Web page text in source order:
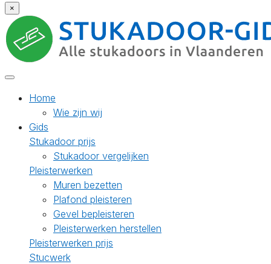
×
Home
Wie zijn wij
Gids
Stukadoor prijs
Stukadoor vergelijken
Pleisterwerken
Muren bezetten
Plafond pleisteren
Gevel bepleisteren
Pleisterwerken herstellen
Pleisterwerken prijs
Stucwerk